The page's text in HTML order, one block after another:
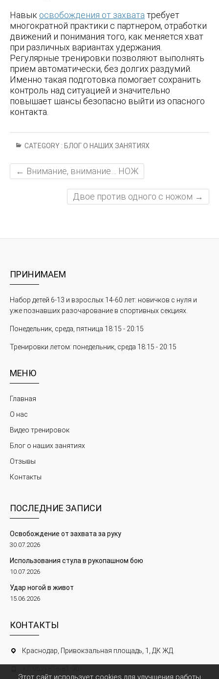
Навык освобождения от захвата требует
многократной практики с партнером, отработки
движений и понимания того, как меняется хват
при различных вариантах удержания.
Регулярные тренировки позволяют выполнять
прием автоматически, без долгих раздумий.
Именно такая подготовка помогает сохранить
контроль над ситуацией и значительно
повышает шансы безопасно выйти из опасного
контакта.
CATEGORY : БЛОГ О НАШИХ ЗАНЯТИЯХ
← Внимание, внимание… НОЖ
Двое против одного с ножом →
ПРИНИМАЕМ
Набор детей 6-13 и взрослых 14-60 лет: новичков с нуля и
уже познавших разочарование в спортивных секциях.
Понедельник, среда, пятница 18:15 - 20:15
Тренировки летом: понедельник, среда 18:15 - 20:15
МЕНЮ
Главная
О нас
Видео тренировок
Блог о наших занятиях
Отзывы
Контакты
ПОСЛЕДНИЕ ЗАПИСИ
Освобождение от захвата за руку
30.07.2026
Использования стула в рукопашном бою
10.07.2026
Удар ногой в живот
15.06.2026
КОНТАКТЫ
Краснодар, Привокзальная площадь, 1, ДК ЖД
Этот сайт использует cookies для улучшения работы